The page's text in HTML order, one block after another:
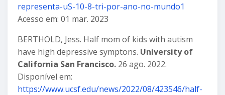
representa-uS-10-8-tri-por-ano-no-mundo1
Acesso em: 01 mar. 2023
BERTHOLD, Jess. Half mom of kids with autism
have high depressive symptons. University of
California San Francisco. 26 ago. 2022.
Disponível em:
https://www.ucsf.edu/news/2022/08/423546/half-